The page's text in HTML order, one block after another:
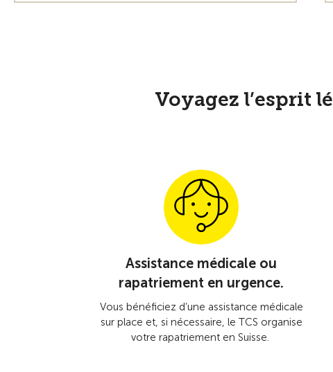
Voyagez l’esprit
Assistance médicale ou
rapatriement en urgence.
Vous bénéficiez d’une assistance médicale
sur place et, si nécessaire, le TCS organise
votre rapatriement en Suisse.